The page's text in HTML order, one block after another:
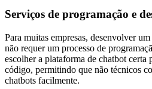
Serviços de programação e
Para muitas empresas, desenvolver
não requer um processo de
escolher a plataforma de chatbot certa
código, permitindo que não técnicos
chatbots facilmente.